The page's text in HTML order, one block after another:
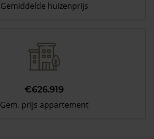
Gemiddelde huizenprijs
€626.919
Gem. prijs appartement